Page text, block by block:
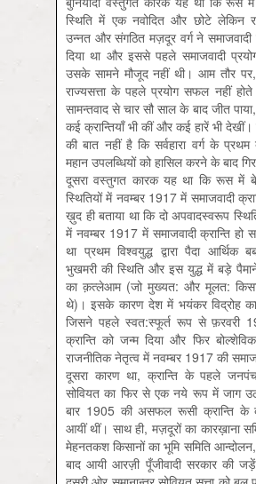
स्थिति में एक नवोदित और छोटे लेकिन
उन्नत और संगठित मज़दूर वर्ग ने समाजवादी
दिया था और इससे पहले समाजवादी
उसके सामने मौजूद नहीं थी। आम तौर पर,
राज्यसत्ता के पहले प्रयोग सफल नहीं
सामन्तवाद से चार सौ साल के बाद जीत
कई क्रान्तियाँ भी कीं और कई हारें भी
की बात नहीं है कि सर्वहारा वर्ग के
महान उपलब्धियों को हासिल करने के बाद
दूसरा वस्तुगत कारक यह था कि रूस में
स्थितियों में नवम्बर 1917 में समाजवादी
ख़ुद ही बताया था कि दो अपवादस्वरूप
में नवम्बर 1917 में समाजवादी क्रान्ति हो
था प्रथम विश्वयुद्ध द्वारा पैदा आर्थिक
भुखमरी की स्थिति और इस युद्ध में बड़े
का क़त्लेआम (जो मुख्यत: और मूलत:
थे)। इसके कारण देश में भयंकर विद्रोह
जिसने पहले स्वत:स्फूर्त रूप से फ़रवरी
क्रान्ति को जन्म दिया और फिर
राजनीतिक नेतृत्व में नवम्बर 1917 की
दूसरा कारण था, क्रान्ति के पहले
सोवियत का फिर से एक नये रूप में जाग
बार 1905 की असफल रूसी क्रान्ति के
आयीं थीं। साथ ही, मज़दूरों का कारख़ाना
मेहनतकश किसानों का भूमि समिति
बाद आयी आरज़ी पूँजीवादी सरकार की